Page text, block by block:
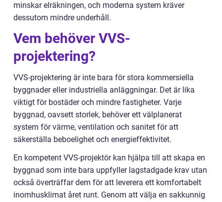
minskar elräkningen, och moderna system kräver
dessutom mindre underhåll.
Vem behöver VVS-
projektering?
VVS-projektering är inte bara för stora kommersiella
byggnader eller industriella anläggningar. Det är lika
viktigt för bostäder och mindre fastigheter. Varje
byggnad, oavsett storlek, behöver ett välplanerat
system för värme, ventilation och sanitet för att
säkerställa beboelighet och energieffektivitet.
En kompetent VVS-projektör kan hjälpa till att skapa en
byggnad som inte bara uppfyller lagstadgade krav utan
också överträffar dem för att leverera ett komfortabelt
inomhusklimat året runt. Genom att välja en sakkunnig